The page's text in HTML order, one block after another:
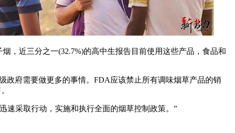
，近三分之一(32.7%)的高中生报告目前使用这些产品，食品和
政府需要做更多的事情。 FDA应该禁止所有调味烟草产品的销
速采取行动，实施和执行全面的烟草控制政策。”